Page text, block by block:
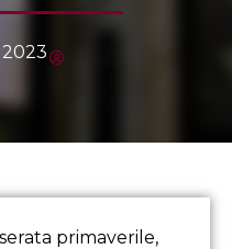
primaverile,